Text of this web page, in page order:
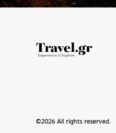
©2026 All rights reserved.